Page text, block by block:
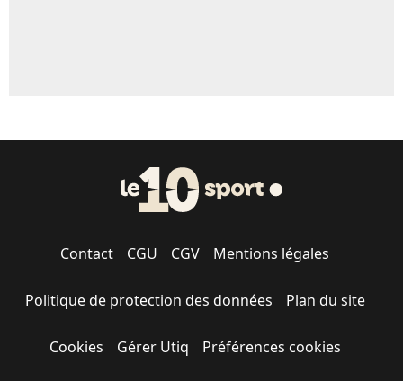
Contact CGU CGV Mentions légales
Politique de protection des données Plan du site
Cookies Gérer Utiq Préférences cookies